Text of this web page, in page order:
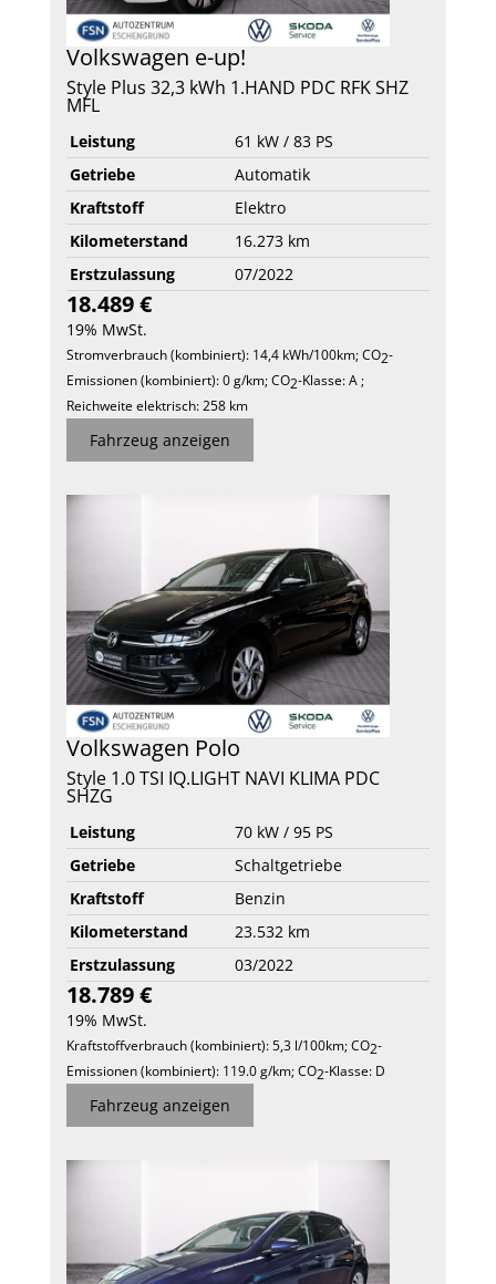
Volkswagen e-up!
Style Plus 32,3 kWh 1.HAND PDC RFK SHZ
MFL
Leistung
61 kW / 83 PS
Getriebe
Automatik
Kraftstoff
Elektro
Kilometerstand
16.273 km
Erstzulassung
07/2022
18.489 €
19% MwSt.
Stromverbrauch (kombiniert): 14,4 kWh/100km;CO2-
Emissionen (kombiniert):0 g/km;CO2-Klasse:A ;
Reichweite elektrisch: 258 km
Fahrzeug anzeigen
Volkswagen Polo
Style 1.0 TSI IQ.LIGHT NAVI KLIMA PDC
SHZG
Leistung
70 kW / 95 PS
Getriebe
Schaltgetriebe
Kraftstoff
Benzin
Kilometerstand
23.532 km
Erstzulassung
03/2022
18.789 €
19% MwSt.
Kraftstoffverbrauch (kombiniert): 5,3 l/100km;CO2-
Emissionen (kombiniert): 119.0 g/km;CO2-Klasse: D
Fahrzeug anzeigen